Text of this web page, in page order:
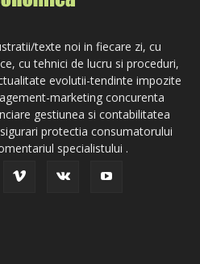
texte noi in fiecare zi, cu
cu tehnici de lucru si proceduri,
evolutii-tendinte impozite
marketing concurenta
gestiunea si contabilitatea
protectia consumatorului
specialistului .